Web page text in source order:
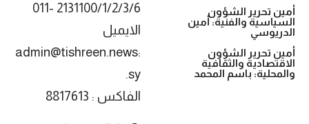
أمين تحرير الشؤون
السياسية والفنية: أمين
الدريوسي
أمين تحرير الشؤون
الاقتصادية والثقافية
والمحلية: باسم المحمد
2131100/1/2/3/6 -011
الايميل
:admin@tishreen.news
.sy
الفاكس : 8817613